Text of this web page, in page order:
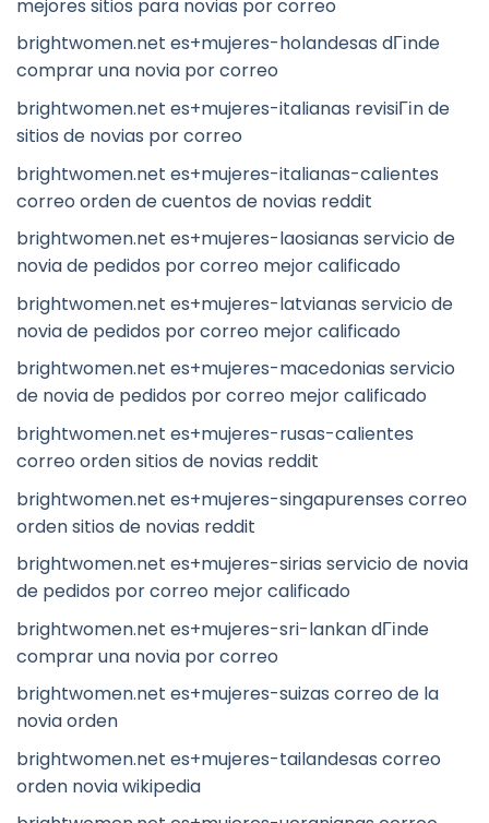
mejores sitios para novias por correo
brightwomen.net es+mujeres-holandesas dГіnde
comprar una novia por correo
brightwomen.net es+mujeres-italianas revisiГіn de
sitios de novias por correo
brightwomen.net es+mujeres-italianas-calientes
correo orden de cuentos de novias reddit
brightwomen.net es+mujeres-laosianas servicio de
novia de pedidos por correo mejor calificado
brightwomen.net es+mujeres-latvianas servicio de
novia de pedidos por correo mejor calificado
brightwomen.net es+mujeres-macedonias servicio
de novia de pedidos por correo mejor calificado
brightwomen.net es+mujeres-rusas-calientes
correo orden sitios de novias reddit
brightwomen.net es+mujeres-singapurenses correo
orden sitios de novias reddit
brightwomen.net es+mujeres-sirias servicio de novia
de pedidos por correo mejor calificado
brightwomen.net es+mujeres-sri-lankan dГіnde
comprar una novia por correo
brightwomen.net es+mujeres-suizas correo de la
novia orden
brightwomen.net es+mujeres-tailandesas correo
orden novia wikipedia